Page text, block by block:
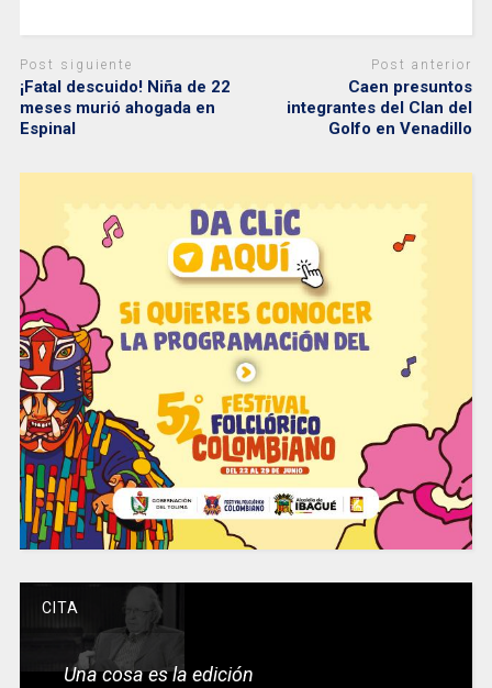
Post siguiente
¡Fatal descuido! Niña de 22
meses murió ahogada en
Espinal
Post anterior
Caen presuntos
integrantes del Clan del
Golfo en Venadillo
CITA
Una cosa es la edición